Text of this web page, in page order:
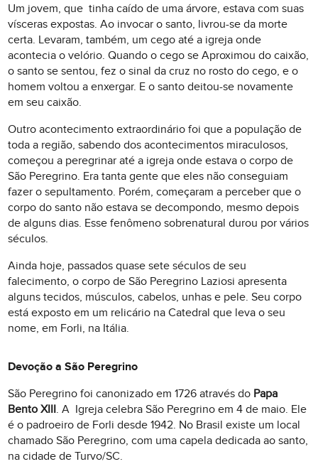
Um jovem, que tinha caído de uma árvore, estava com suas
vísceras expostas. Ao invocar o santo, livrou-se da morte
certa. Levaram, também, um cego até a igreja onde
acontecia o velório. Quando o cego se Aproximou do caixão,
o santo se sentou, fez o sinal da cruz no rosto do cego, e o
homem voltou a enxergar. E o santo deitou-se novamente
em seu caixão.
Outro acontecimento extraordinário foi que a população de
toda a região, sabendo dos acontecimentos miraculosos,
começou a peregrinar até a igreja onde estava o corpo de
São Peregrino. Era tanta gente que eles não conseguiam
fazer o sepultamento. Porém, começaram a perceber que o
corpo do santo não estava se decompondo, mesmo depois
de alguns dias. Esse fenômeno sobrenatural durou por vários
séculos.
Ainda hoje, passados quase sete séculos de seu
falecimento, o corpo de São Peregrino Laziosi apresenta
alguns tecidos, músculos, cabelos, unhas e pele. Seu corpo
está exposto em um relicário na Catedral que leva o seu
nome, em Forli, na Itália.
Devoção a São Peregrino
São Peregrino foi canonizado em 1726 através do Papa
Bento XIII. A Igreja celebra São Peregrino em 4 de maio. Ele
é o padroeiro de Forli desde 1942. No Brasil existe um local
chamado São Peregrino, com uma capela dedicada ao santo,
na cidade de Turvo/SC.